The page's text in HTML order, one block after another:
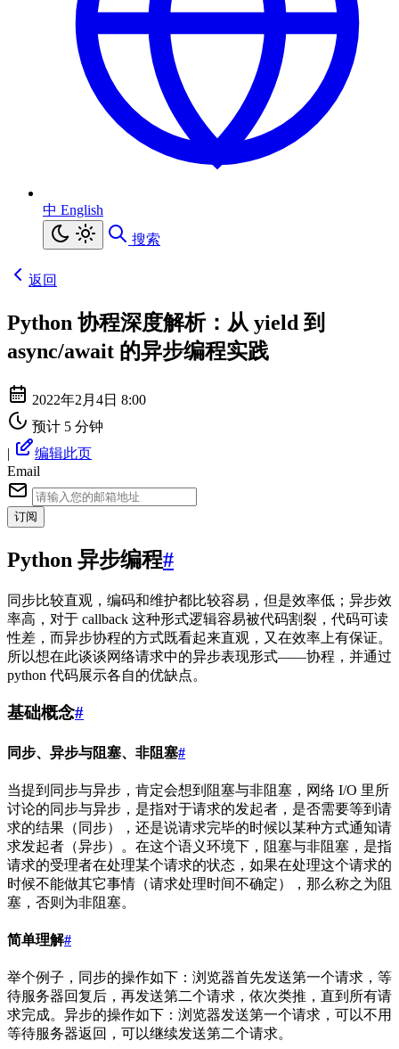
中 English
搜索
返回
Python 协程深度解析：从 yield 到
async/await 的异步编程实践
2022年2月4日 8:00
预计 5 分钟
|
编辑此页
Email
订阅
Python 异步编程#
同步比较直观，编码和维护都比较容易，但是效率低；异步效
率高，对于 callback 这种形式逻辑容易被代码割裂，代码可读
性差，而异步协程的方式既看起来直观，又在效率上有保证。
所以想在此谈谈网络请求中的异步表现形式——协程，并通过
python 代码展示各自的优缺点。
基础概念#
同步、异步与阻塞、非阻塞#
当提到同步与异步，肯定会想到阻塞与非阻塞，网络 I/O 里所
讨论的同步与异步，是指对于请求的发起者，是否需要等到请
求的结果（同步），还是说请求完毕的时候以某种方式通知请
求发起者（异步）。在这个语义环境下，阻塞与非阻塞，是指
请求的受理者在处理某个请求的状态，如果在处理这个请求的
时候不能做其它事情（请求处理时间不确定），那么称之为阻
塞，否则为非阻塞。
简单理解#
举个例子，同步的操作如下：浏览器首先发送第一个请求，等
待服务器回复后，再发送第二个请求，依次类推，直到所有请
求完成。异步的操作如下：浏览器发送第一个请求，可以不用
等待服务器返回，可以继续发送第二个请求。